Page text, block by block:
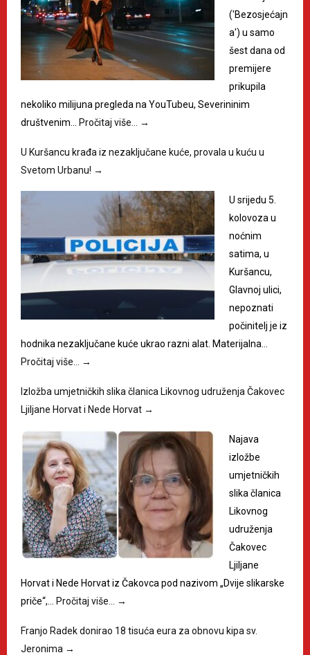
('Bezosjećajn
a') u samo
šest dana od
premijere
prikupila
nekoliko milijuna pregleda na YouTubeu, Severininim
društvenim…
Pročitaj više… →
U Kuršancu krađa iz nezaključane kuće, provala u kuću u
Svetom Urbanu! →
U srijedu 5.
kolovoza u
noćnim
satima, u
Kuršancu,
Glavnoj ulici,
nepoznati
počinitelj je iz
hodnika nezaključane kuće ukrao razni alat. Materijalna…
Pročitaj više…
→
Izložba umjetničkih slika članica Likovnog udruženja Čakovec
Ljiljane Horvat i Nede Horvat →
Najava
izložbe
umjetničkih
slika članica
Likovnog
udruženja
Čakovec
Ljiljane
Horvat i Nede Horvat iz Čakovca pod nazivom „Dvije slikarske
priče“,…
Pročitaj više… →
Franjo Radek donirao 18 tisuća eura za obnovu kipa sv.
Jeronima →